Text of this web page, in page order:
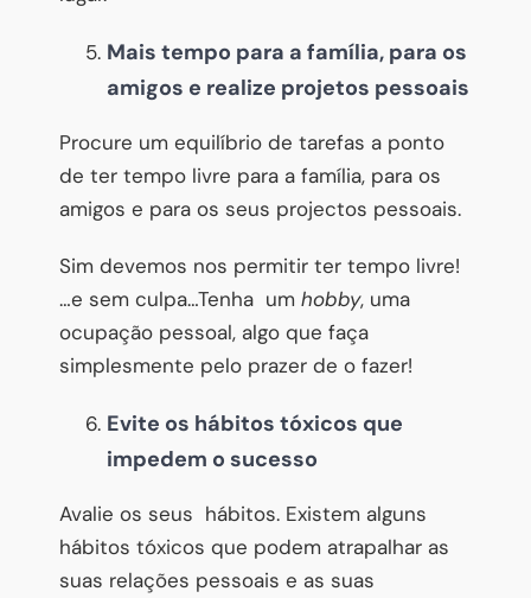
Mais tempo para a família, para os
amigos e realize projetos pessoais
Procure um equilíbrio de tarefas a ponto
de ter tempo livre para a família, para os
amigos e para os seus projectos pessoais.
Sim devemos nos permitir ter tempo livre!
…e sem culpa…Tenha um hobby, uma
ocupação pessoal, algo que faça
simplesmente pelo prazer de o fazer!
Evite os hábitos tóxicos que
impedem o sucesso
Avalie os seus hábitos. Existem alguns
hábitos tóxicos que podem atrapalhar as
suas relações pessoais e as suas